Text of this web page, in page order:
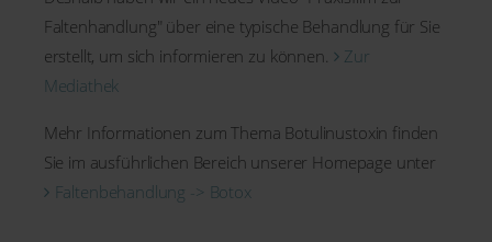
Faltenhandlung" über eine typische Behandlung für Sie
erstellt, um sich informieren zu können.
Zur
Mediathek
Mehr Informationen zum Thema Botulinustoxin finden
Sie im ausführlichen Bereich unserer Homepage unter
Faltenbehandlung -> Botox